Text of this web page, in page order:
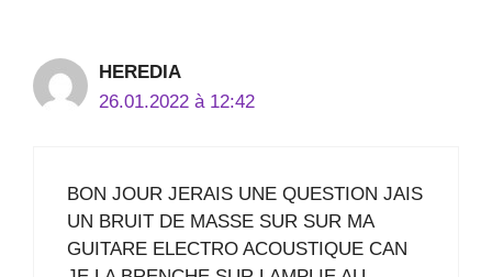
HEREDIA
26.01.2022 à 12:42
BON JOUR JERAIS UNE QUESTION JAIS
UN BRUIT DE MASSE SUR SUR MA
GUITARE ELECTRO ACOUSTIQUE CAN